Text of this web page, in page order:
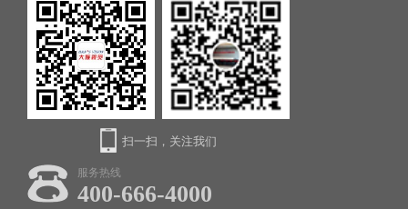
扫一扫，关注我们
服务热线
400-666-4000